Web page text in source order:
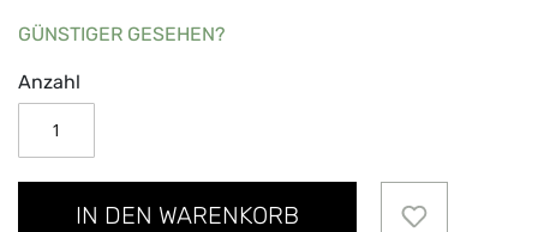
GÜNSTIGER GESEHEN?
Anzahl
IN DEN WARENKORB